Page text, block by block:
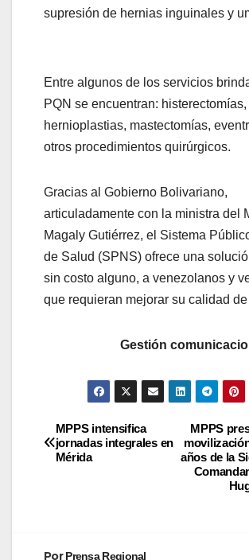
supresión de hernias inguinales y
Entre algunos de los servicios
PQN se encuentran: histerectomías,
hernioplastias, mastectomías,
otros procedimientos quirúrgicos.
Gracias al Gobierno Bolivariano,
articuladamente con la ministra del
Magaly Gutiérrez, el Sistema
de Salud (SPNS) ofrece una
sin costo alguno, a venezolanos y
que requieran mejorar su calidad
Gestión
MPPS
años de la
MPPS intensifica
jornadas integrales en
Mérida
PorPrensa Regional